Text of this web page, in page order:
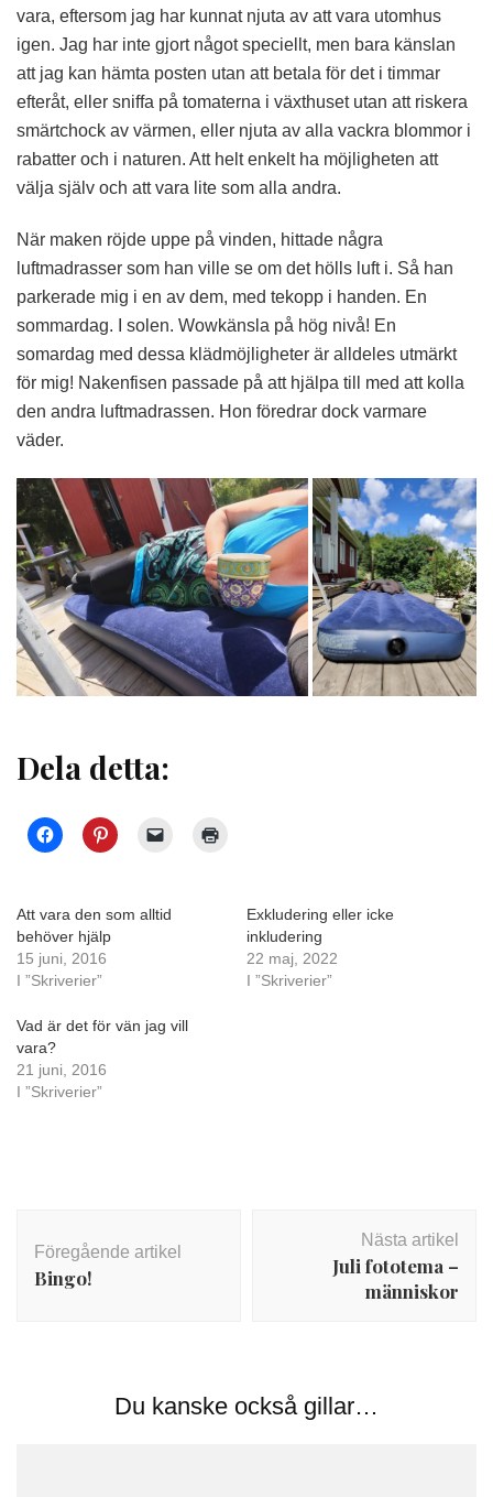
vara, eftersom jag har kunnat njuta av att vara utomhus
igen. Jag har inte gjort något speciellt, men bara känslan
att jag kan hämta posten utan att betala för det i timmar
efteråt, eller sniffa på tomaterna i växthuset utan att riskera
smärtchock av värmen, eller njuta av alla vackra blommor i
rabatter och i naturen. Att helt enkelt ha möjligheten att
välja själv och att vara lite som alla andra.
När maken röjde uppe på vinden, hittade några
luftmadrasser som han ville se om det hölls luft i. Så han
parkerade mig i en av dem, med tekopp i handen. En
sommardag. I solen. Wowkänsla på hög nivå! En
somardag med dessa klädmöjligheter är alldeles utmärkt
för mig! Nakenfisen passade på att hjälpa till med att kolla
den andra luftmadrassen. Hon föredrar dock varmare
väder.
Dela detta:
Att vara den som alltid
behöver hjälp
15 juni, 2016
I ”Skriverier”
Exkludering eller icke
inkludering
22 maj, 2022
I ”Skriverier”
Vad är det för vän jag vill
vara?
21 juni, 2016
I ”Skriverier”
Föregående artikel
Bingo!
Nästa artikel
Juli fototema –
människor
Du kanske också gillar…